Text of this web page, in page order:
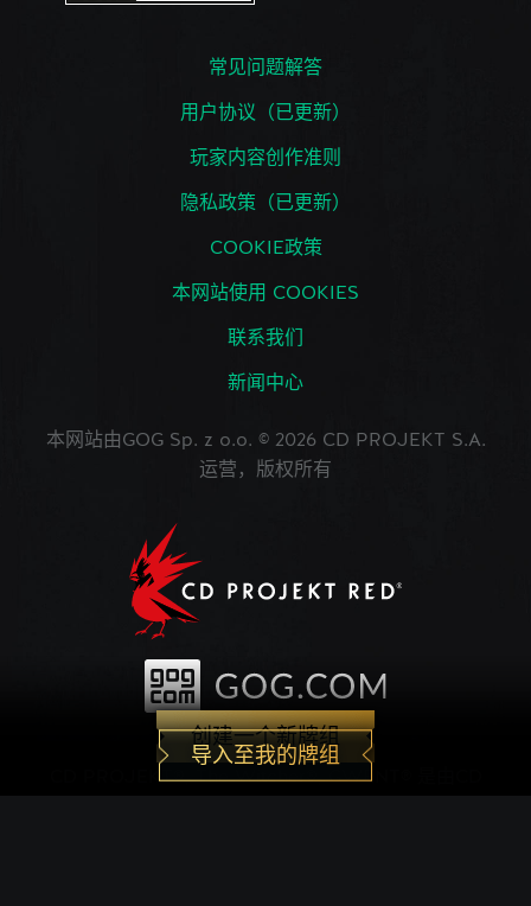
创建一个新牌组
导入至我的牌组
常见问题解答
用户协议（已更新）
玩家内容创作准则
隐私政策（已更新）
COOKIE政策
本网站使用 COOKIES
联系我们
新闻中心
本网站由GOG Sp. z o.o. © 2026 CD PROJEKT S.A.
运营，版权所有
CD PROJEKT®, The Witcher®, GWENT® 是由CD